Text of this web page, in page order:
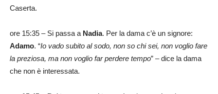
Caserta.
ore 15:35 – Si passa a Nadia. Per la dama c’è un signore:
Adamo. “Io vado subito al sodo, non so chi sei, non voglio fare
la preziosa, ma non voglio far perdere tempo” – dice la dama
che non è interessata.